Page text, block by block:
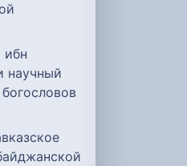
ибн
научный